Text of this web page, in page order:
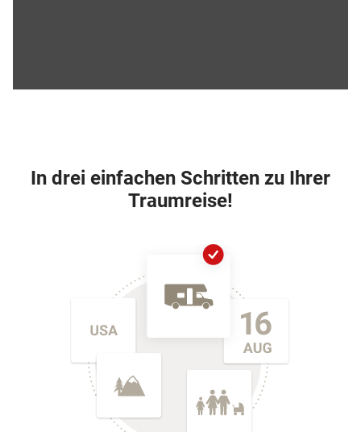
In drei einfachen Schritten zu Ihrer
Traumreise!